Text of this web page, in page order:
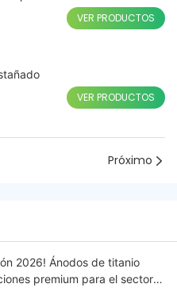
VER PRODUCTOS
VER PRODUCTOS
Próximo
2026! Ánodos de titanio
premium para el sector